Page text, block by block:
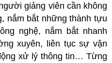
giảng viên cần không
nắm bắt những thành tựu
nghệ, nắm bắt nhanh
xuyên, liên tục sự vận
xử lý thông tin… Từng